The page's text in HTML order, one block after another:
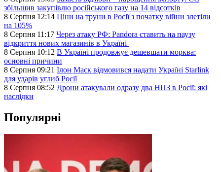
збільшив закупівлю російського газу на 14 відсотків
8 Серпня 12:14 Ціни на труни в Росії з початку війни злетіли
на 105%
8 Серпня 11:17 Через атаку РФ: Pandora ставить на паузу
відкриття нових магазинів в Україні
8 Серпня 10:12 В Україні продовжує дешевшати морква:
основні причини
8 Серпня 09:21 Ілон Маск відмовився надати Україні Starlink
для ударів углиб Росії
8 Серпня 08:52 Дрони атакували одразу два НПЗ в Росії: які
наслідки
Популярні